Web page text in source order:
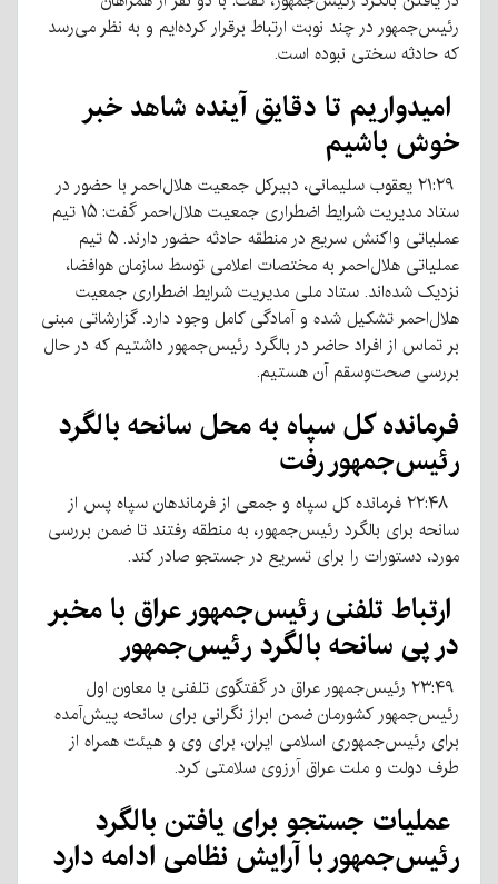
رئیس‌جمهور در چند نوبت ارتباط برقرار کرده‌ایم و به نظر می‌رسد
که حادثه سختی نبوده است.
امیدواریم تا دقایق آینده شاهد خبر
خوش باشیم
۲۱:۲۹ یعقوب سلیمانی، دبیرکل جمعیت هلال‌احمر با حضور در
ستاد مدیریت شرایط اضطراری جمعیت هلال‌احمر گفت: ۱۵ تیم
عملیاتی واکنش سریع در منطقه حادثه حضور دارند. ۵ تیم
عملیاتی هلال‌احمر به مختصات اعلامی توسط سازمان هوافضا،
نزدیک شده‌اند. ستاد ملی مدیریت شرایط اضطراری جمعیت
هلال‌احمر تشکیل شده و آمادگی کامل وجود دارد. گزارشاتی مبنی
بر تماس از افراد حاضر در بالگرد رئیس‌جمهور داشتیم که در حال
بررسی صحت‌وسقم آن هستیم.
فرمانده کل سپاه به محل سانحه بالگرد
رئیس‌جمهور رفت
۲۲:۴۸ فرمانده کل سپاه و جمعی از فرماندهان سپاه پس از
سانحه برای بالگرد رئیس‌جمهور، به منطقه رفتند تا ضمن بررسی
مورد، دستورات را برای تسریع در جستجو صادر کند.
ارتباط تلفنی رئیس‌جمهور عراق با مخبر
در پی سانحه بالگرد رئیس‌جمهور
۲۳:۴۹ رئیس‌جمهور عراق در گفتگوی تلفنی با معاون اول
رئیس‌جمهور کشورمان ضمن ابراز نگرانی برای سانحه پیش‌آمده
برای رئیس‌جمهوری اسلامی ایران، برای وی و هیئت همراه از
طرف دولت و ملت عراق آرزوی سلامتی کرد.
عملیات جستجو برای یافتن بالگرد
رئیس‌جمهور با آرایش نظامی ادامه دارد